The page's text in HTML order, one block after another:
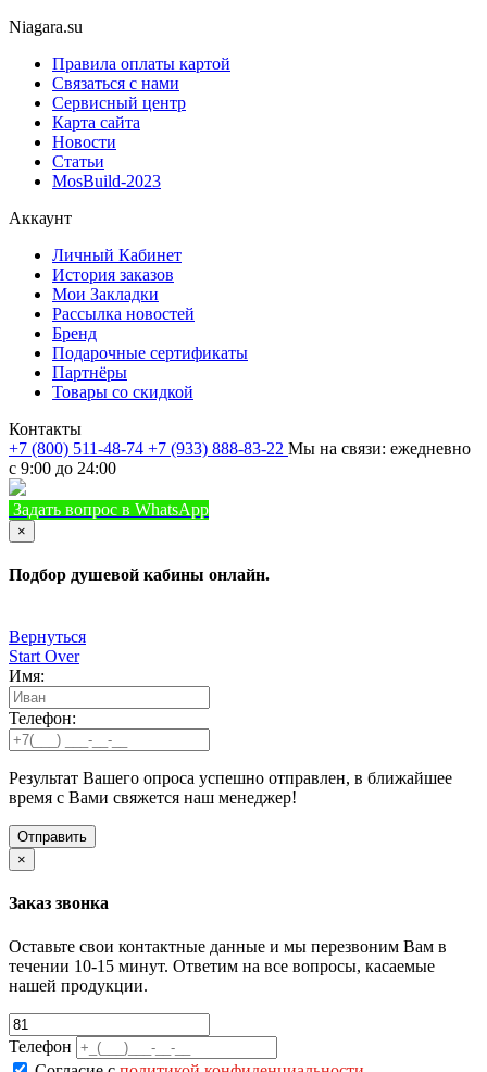
Niagara.su
Правила оплаты картой
Связаться с нами
Сервисный центр
Карта сайта
Новости
Статьи
MosBuild-2023
Аккаунт
Личный Кабинет
История заказов
Мои Закладки
Рассылка новостей
Бренд
Подарочные сертификаты
Партнёры
Товары со скидкой
Контакты
+7 (800) 511-48-74 +7 (933) 888-83-22 Мы на связи: ежедневно
с 9:00 до 24:00
Задать вопрос в WhatsApp
×
Подбор душевой кабины онлайн.
Вернуться
Start Over
Имя:
Телефон:
Результат Вашего опроса успешно отправлен, в ближайшее
время с Вами свяжется наш менеджер!
×
Заказ звонка
Оставьте свои контактные данные и мы перезвоним Вам в
течении 10-15 минут. Ответим на все вопросы, касаемые
нашей продукции.
Телефон